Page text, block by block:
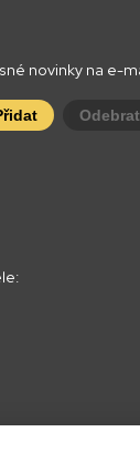
novinky na e-
Odebrat